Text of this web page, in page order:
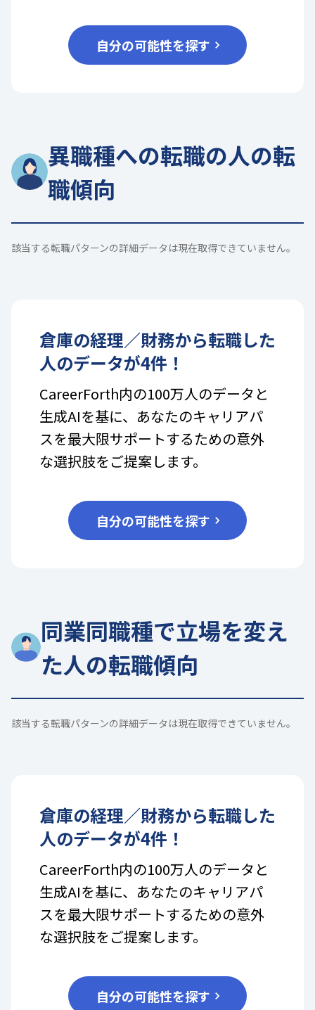
自分の可能性を探す
異職種への転職の人の転
職傾向
該当する転職パターンの詳細データは現在取得できていません。
倉庫の経理／財務から転職した
人のデータが4件！
CareerForth内の100万人のデータと
生成AIを基に、あなたのキャリアパ
スを最大限サポートするための意外
な選択肢をご提案します。
自分の可能性を探す
同業同職種で立場を変え
た人の転職傾向
該当する転職パターンの詳細データは現在取得できていません。
倉庫の経理／財務から転職した
人のデータが4件！
CareerForth内の100万人のデータと
生成AIを基に、あなたのキャリアパ
スを最大限サポートするための意外
な選択肢をご提案します。
自分の可能性を探す